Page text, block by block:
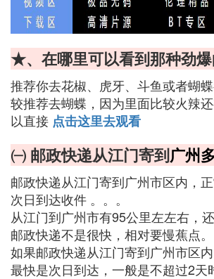
★、在哪里可以看到那种劲爆
推荐你去花椒、虎牙、斗鱼或者蝴
较推荐去蝴蝶，因为里面比较火辣
以直接 点击这里去观看
㈠ 邮政快递从江门寄到广州
邮政快递从江门寄到广州市区内，
次日到达收件 。。。
从江门到广州市有95公里左左右，
邮政快递不是很快，相对要慢蕉点。
如果邮政快递从江门寄到广州市区
最快是次日到达，一般是不超过2天